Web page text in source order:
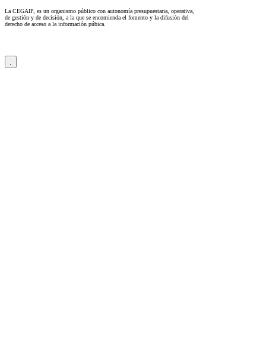
La CEGAIP, es un organismo público con autonomía presupuestaria, operativa,
de gestión y de decisión, a la que se encomienda el fomento y la difusión del
derecho de acceso a la información púbica.